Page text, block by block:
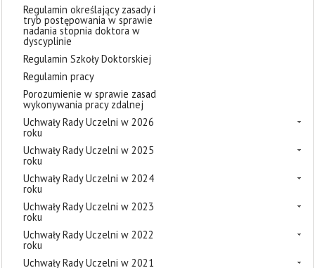
Regulamin określający zasady i
tryb postępowania w sprawie
nadania stopnia doktora w
dyscyplinie
Regulamin Szkoły Doktorskiej
Regulamin pracy
Porozumienie w sprawie zasad
wykonywania pracy zdalnej
Uchwały Rady Uczelni w 2026
roku
Uchwały Rady Uczelni w 2025
roku
Uchwały Rady Uczelni w 2024
roku
Uchwały Rady Uczelni w 2023
roku
Uchwały Rady Uczelni w 2022
roku
Uchwały Rady Uczelni w 2021